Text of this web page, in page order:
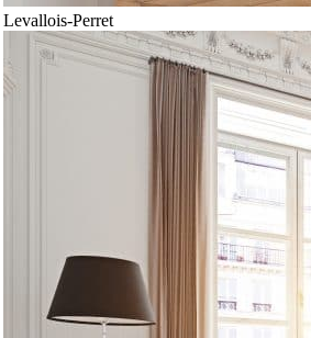
Levallois-Perret